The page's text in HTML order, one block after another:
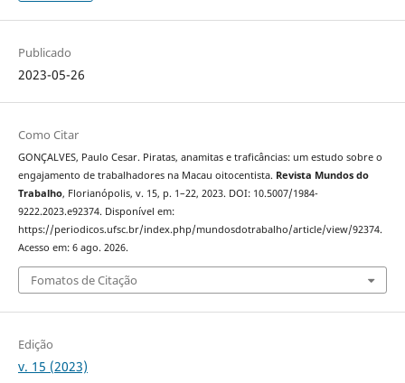
Publicado
2023-05-26
Como Citar
GONÇALVES, Paulo Cesar. Piratas, anamitas e traficâncias: um estudo sobre o
engajamento de trabalhadores na Macau oitocentista. Revista Mundos do
Trabalho, Florianópolis, v. 15, p. 1–22, 2023. DOI: 10.5007/1984-
9222.2023.e92374. Disponível em:
https://periodicos.ufsc.br/index.php/mundosdotrabalho/article/view/92374.
Acesso em: 6 ago. 2026.
Fomatos de Citação
Edição
v. 15 (2023)